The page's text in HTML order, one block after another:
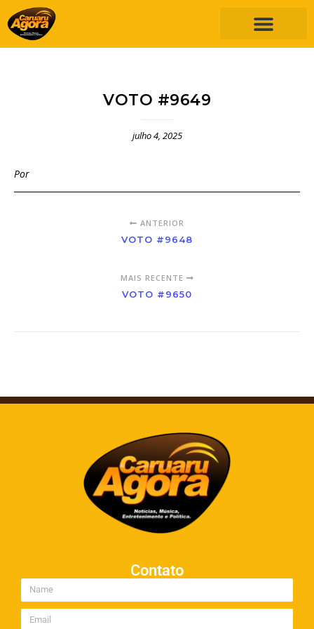
VOTO #9649
julho 4, 2025
Por
ANTERIOR
VOTO #9648
MAIS RECENTE
VOTO #9650
Contato